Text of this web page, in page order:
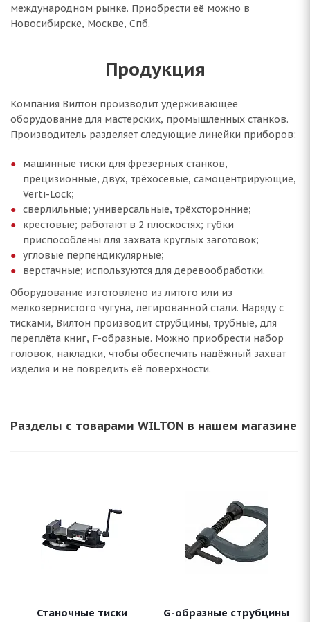
международном рынке. Приобрести её можно в
Новосибирске, Москве, Спб.
Продукция
Компания Вилтон производит удерживающее
оборудование для мастерских, промышленных станков.
Производитель разделяет следующие линейки приборов:
машинные тиски для фрезерных станков,
прецизионные, двух, трёхосевые, самоцентрирующие,
Verti-Lock;
сверлильные; универсальные, трёхсторонние;
крестовые; работают в 2 плоскостях; губки
приспособлены для захвата круглых заготовок;
угловые перпендикулярные;
верстачные; используются для деревообработки.
Оборудование изготовлено из литого или из
мелкозернистого чугуна, легированной стали. Наряду с
тисками, Вилтон производит струбцины, трубные, для
переплёта книг, F-образные. Можно приобрести набор
головок, накладки, чтобы обеспечить надёжный захват
изделия и не повредить её поверхности.
Разделы с товарами WILTON в нашем магазине
Станочные тиски G-образные струбцины